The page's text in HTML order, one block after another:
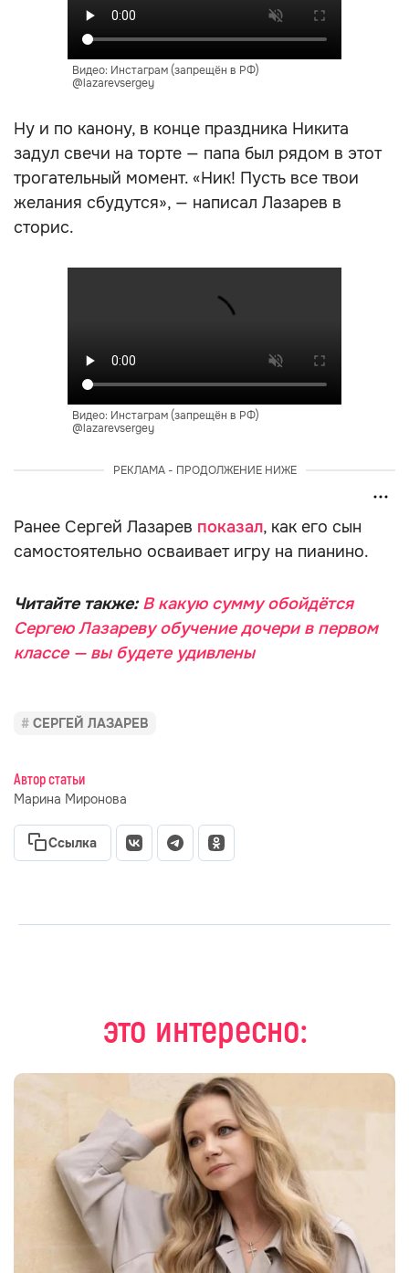
Видео: Инстаграм (запрещён в РФ)
@lazarevsergey
Ну и по канону, в конце праздника Никита
задул свечи на торте — папа был рядом в этот
трогательный момент. «Ник! Пусть все твои
желания сбудутся», — написал Лазарев в
сторис.
Видео: Инстаграм (запрещён в РФ)
@lazarevsergey
РЕКЛАМА - ПРОДОЛЖЕНИЕ НИЖЕ
Ранее Сергей Лазарев показал, как его сын
самостоятельно осваивает игру на пианино.
Читайте также: В какую сумму обойдётся
Сергею Лазареву обучение дочери в первом
классе — вы будете удивлены
СЕРГЕЙ ЛАЗАРЕВ
Автор статьи
Марина Миронова
Ссылка
это интересно: